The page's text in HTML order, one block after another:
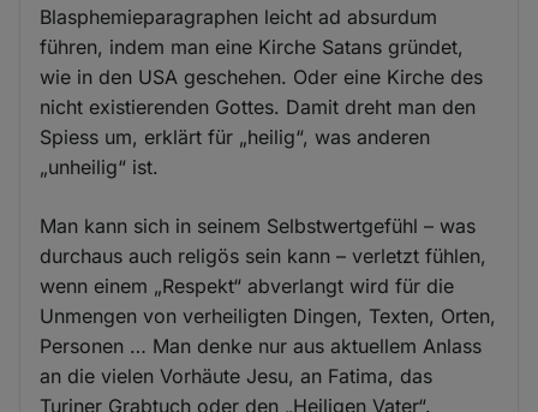
Blasphemieparagraphen leicht ad absurdum
führen, indem man eine Kirche Satans gründet,
wie in den USA geschehen. Oder eine Kirche des
nicht existierenden Gottes. Damit dreht man den
Spiess um, erklärt für „heilig“, was anderen
„unheilig“ ist.
Man kann sich in seinem Selbstwertgefühl – was
durchaus auch religös sein kann – verletzt fühlen,
wenn einem „Respekt“ abverlangt wird für die
Unmengen von verheiligten Dingen, Texten, Orten,
Personen … Man denke nur aus aktuellem Anlass
an die vielen Vorhäute Jesu, an Fatima, das
Turiner Grabtuch oder den „Heiligen Vater“.